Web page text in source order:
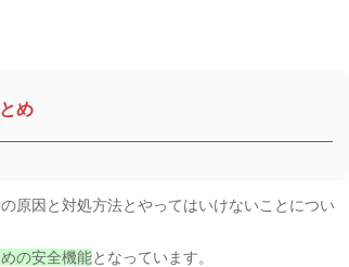
め
原因と対処方法とやってはいけないことについ
の安全機能となっています。